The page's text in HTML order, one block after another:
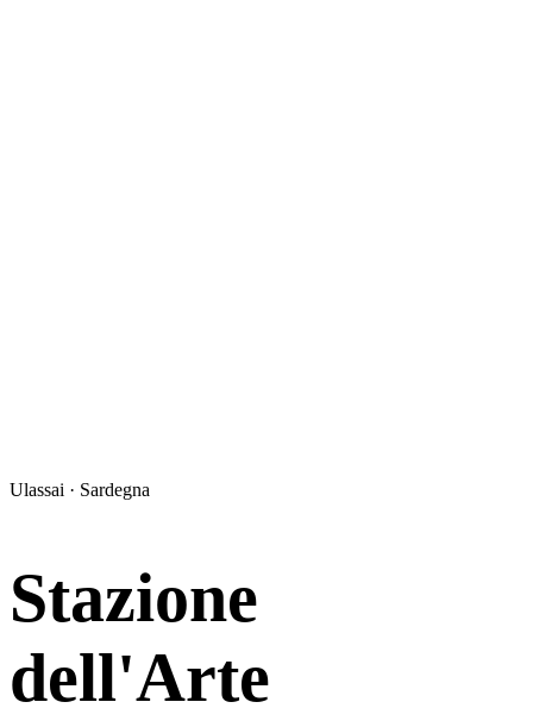
Ulassai · Sardegna
Stazione
dell'Arte